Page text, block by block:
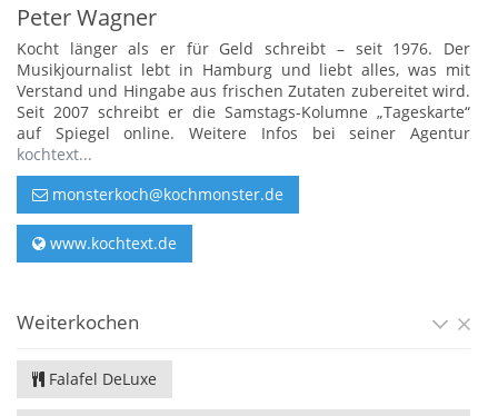
Peter Wagner
Kocht länger als er für Geld schreibt – seit 1976. Der
Musikjournalist lebt in Hamburg und liebt alles, was mit
Verstand und Hingabe aus frischen Zutaten zubereitet wird.
Seit 2007 schreibt er die Samstags-Kolumne „Tageskarte“
auf Spiegel online. Weitere Infos bei seiner Agentur
kochtext...
monsterkoch@kochmonster.de
www.kochtext.de
Weiterkochen
Falafel DeLuxe